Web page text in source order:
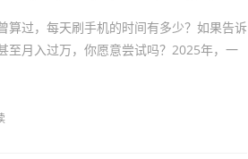
算过，每天刷手机的时间有多少？如果告诉
至月入过万，你愿意尝试吗？2025年，一